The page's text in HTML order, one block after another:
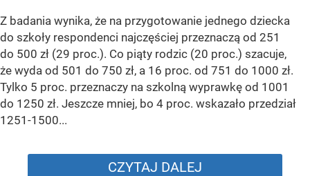
Z badania wynika, że na przygotowanie jednego dziecka
do szkoły respondenci najczęściej przeznaczą od 251
do 500 zł (29 proc.). Co piąty rodzic (20 proc.) szacuje,
że wyda od 501 do 750 zł, a 16 proc. od 751 do 1000 zł.
Tylko 5 proc. przeznaczy na szkolną wyprawkę od 1001
do 1250 zł. Jeszcze mniej, bo 4 proc. wskazało przedział
1251-1500...
CZYTAJ DALEJ